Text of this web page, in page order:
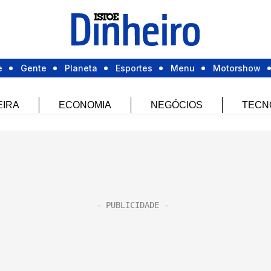
Gente Planeta Esportes Menu Motorshow
ECONOMIA NEGÓCIOS